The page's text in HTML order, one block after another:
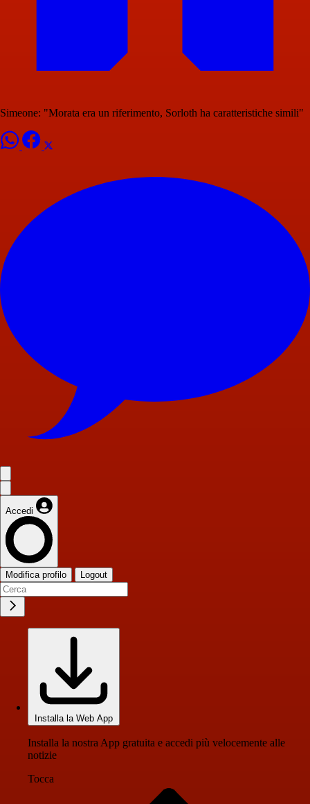
Simeone: "Morata era un riferimento, Sorloth ha caratteristiche simili"
Accedi
Modifica profilo Logout
Installa la Web App
Installa la nostra App gratuita e accedi più velocemente alle
notizie
Tocca